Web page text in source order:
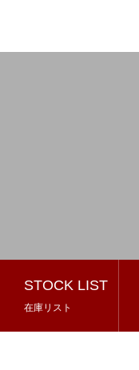
STOCK LIST
在庫リスト